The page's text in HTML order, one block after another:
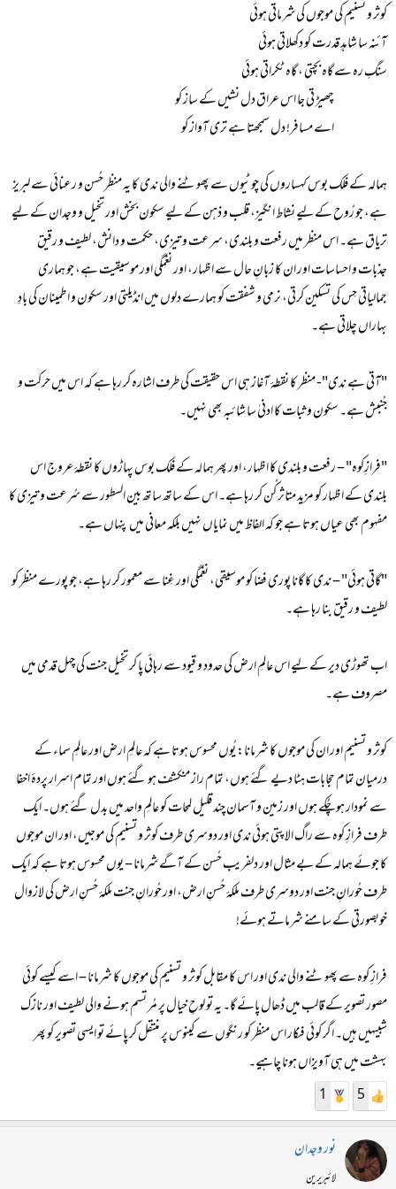
کوثر و تسنیم کی موجوں کی شرماتی ہوئی
آئنہ سا شاہدِ قدرت کو دکھلاتی ہوئی
سنگِ رہ سے گاہ بچتی ، گاہ ٹکراتی ہوئی
چھیڑ تی جا اس عراق دل نشیں کے ساز کو
اے مسافر! دل سمجھتا ہے تری آواز کو​
ہمالہ کے فلک بوس کہساروں کی چوٹیوں سے پھوٹنے والی ندی کا یہ منظر حُسن و رعنائی سے لبریز
ہے، جو رُوح کے لیے نشاط انگیز، قلب و ذہن کے لیے سکون بخش اور تخیل و وجدان کے لیے
تریاق ہے۔ اس منظر میں رفعت و بلندی، سرعت و تیزی، حکمت و دانش، لطیف و رقیق
جذبات و احساسات اور ان کا زبانِ حال سے اظہار، اور نغمگی اور موسیقیت ہے، جو ہماری
جمالیاتی حِس کی تسکین کرتی، نرمی و شفقت کو ہمارے دلوں میں انڈیلتی اور سکون و اطمینان کی بادِ
بہاراں چلاتی ہے۔
"آتی ہے ندی"- منظر کا نقطۂ آغاز ہی اس حقیقت کی طرف اشارہ کر رہا ہے کہ اس میں حرکت و
جُنبش ہے۔ سکون و ثبات کا ادنیٰ سا شائبہ بھی نہیں۔
"فرازِکوہ" – رفعت و بلندی کا اظہار، اور پھر ہمالہ کے فلک بوس پہاڑوں کا نقطۂ عروج اس
بلندی کے اظہار کو مزید متاثر کُن کر رہا ہے۔ اس کے ساتھ ساتھ بین السطور سے سُرعت و تیزی کا
مفہوم بھی عیاں ہوتا ہے جو کہ الفاظ میں نمایاں نہیں بلکہ معانی میں پنہاں ہے۔
"گاتی ہوئی" – ندی کا گانا پوری فضا کو موسیقی، نغمگی اور غِنا سے معمور کر رہا ہے، جو پورے منظر کو
لطیف و رقیق بنا رہا ہے۔
اب تھوڑی دیر کے لیے اس عالمِ ارض کی حدود و قیود سے رہائی پا کر تخیل جنت کی چہل قدمی میں
مصروف ہے۔
کوثر و تسنیم اور ان کی موجوں کا شرمانا: یُوں محسوس ہوتا ہے کہ عالمِ ارض اور عالمِ سماء کے
درمیان تمام حجابات ہٹا دیے گئے ہوں، تمام راز منکشف ہو گئے ہوں اور تمام اسرار پردۂ اخفا
سے نمودار ہو چُکے ہوں اور زمین و آسمان چند قلیل لمحات کو عالمِ واحد میں بدل گئے ہوں۔ ایک
طرف فرازِ کوہ سے راگ الاپتی ہوئی ندی اور دوسری طرف کوثر و تسنیم کی موجیں، اور ان موجوں
کا جوئے ہمالہ کے بے مثال اور دلفریب حُسن کے آگے شرمانا – یوں محسوس ہوتا ہے کہ ایک
طرف حُورانِ جنت اور دوسری طرف ملکۂ حُسنِ ارض، اور حُورانِ جنت ملکۂ حُسنِ ارض کی لازوال
خوبصورتی کے سامنے شرماتے ہوئے!
فرازِ کوہ سے پھوٹنے والی ندی اور اس کا مقابل کوثر و تسنیم کی موجوں کا شرمانا – اسے کیسے کوئی
مصور تصویر کے قالب میں ڈھال پائے گا۔ یہ تو لوحِ خیال پر مُر تسم ہونے والی لطیف اور نازک
شبیہیں ہیں۔ اگر کوئی فنکار اس منظر کو رنگوں سے کینوس پر منتقل کر پائے تو ایسی تصویر کو پھر
بہشت میں ہی آویزاں ہونا چاہیے۔
5
1
نور وجدان
لائبریرین